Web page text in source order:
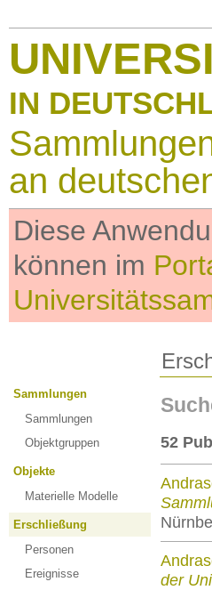
IN
an
Diese
können im
Sammlungen
Sammlungen
Objektgruppen
Objekte
Materielle Modelle
Erschließung
Personen
Ereignisse
52
der